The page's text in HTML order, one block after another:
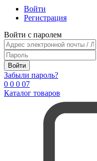
Войти
Регистрация
Войти с паролем
Войти
Забыли пароль?
0 0 0 07
Каталог товаров